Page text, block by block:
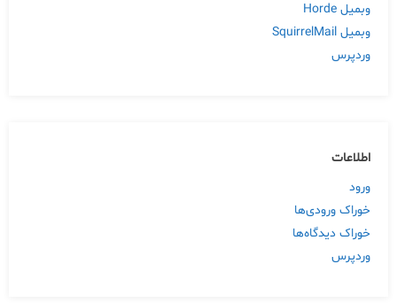
وبمیل Horde
وبمیل SquirrelMail
وردپرس
اطلاعات
ورود
خوراک ورودی‌ها
خوراک دیدگاه‌ها
وردپرس